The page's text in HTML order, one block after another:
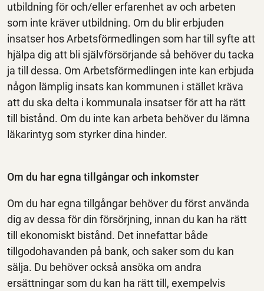
utbildning för och/eller erfarenhet av och arbeten
som inte kräver utbildning. Om du blir erbjuden
insatser hos Arbetsförmedlingen som har till syfte att
hjälpa dig att bli självförsörjande så behöver du tacka
ja till dessa. Om Arbetsförmedlingen inte kan erbjuda
någon lämplig insats kan kommunen i stället kräva
att du ska delta i kommunala insatser för att ha rätt
till bistånd. Om du inte kan arbeta behöver du lämna
läkarintyg som styrker dina hinder.
Om du har egna tillgångar och inkomster
Om du har egna tillgångar behöver du först använda
dig av dessa för din försörjning, innan du kan ha rätt
till ekonomiskt bistånd. Det innefattar både
tillgodohavanden på bank, och saker som du kan
sälja. Du behöver också ansöka om andra
ersättningar som du kan ha rätt till, exempelvis